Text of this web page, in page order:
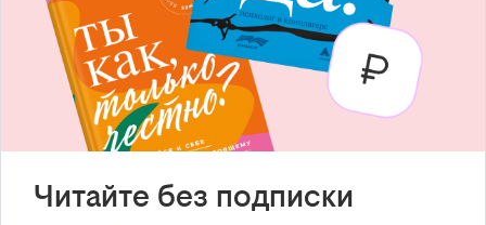
Читайте без подписки